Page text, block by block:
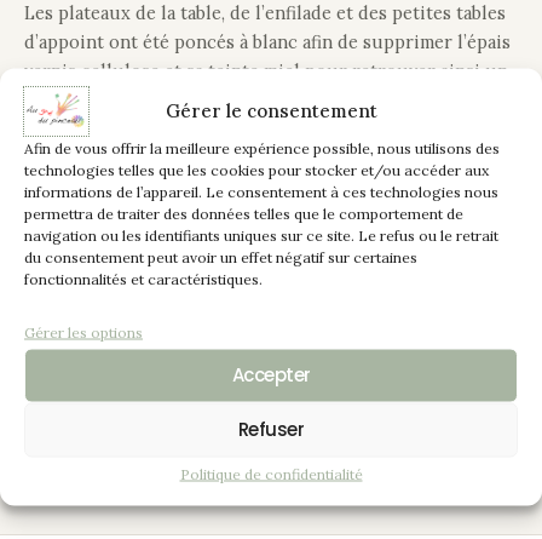
Gérer le consentement
Afin de vous offrir la meilleure expérience possible, nous utilisons des
technologies telles que les cookies pour stocker et/ou accéder aux
informations de l’appareil. Le consentement à ces technologies nous
permettra de traiter des données telles que le comportement de
navigation ou les identifiants uniques sur ce site. Le refus ou le retrait
du consentement peut avoir un effet négatif sur certaines
fonctionnalités et caractéristiques.
Gérer les options
Accepter
Refuser
Politique de confidentialité
Les plateaux de la table, de l’enfilade et des petites tables
d’appoint ont été poncés à blanc afin de supprimer l’épais
vernis cellulose et sa teinte miel pour retrouver ainsi un
chêne brut. Un fond dur et un vernis satiné ont été
appliqués pour protéger les plateaux.
Le corps de l’enfilade et les pieds des tables sont peints
de teinte “Craie”, les décors, ferrures, poignées sont
patinés au bâton à huile “Marron”. L’intérieur des
façades des tiroirs de l’enfilade sont peints en “Lin” pour
également peintes en “craie” y compris les assises
paillées, les sculptures et pieds escargots ont été patinés.
Un bel ensemble conservé qui a profondément éclairci et